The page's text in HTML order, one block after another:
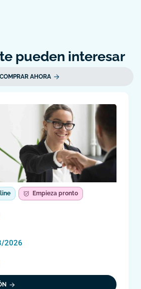
pueden interesar
COMPRAR AHORA
Empieza pronto
2026